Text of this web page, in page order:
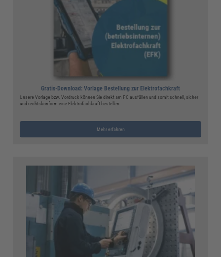
Gratis-Download: Vorlage Bestellung zur Elektrofachkraft
Unsere Vorlage bzw. Vordruck können Sie direkt am PC ausfüllen und somit schnell, sicher
und rechtskonform eine Elektrofachkraft bestellen.
Mehr erfahren